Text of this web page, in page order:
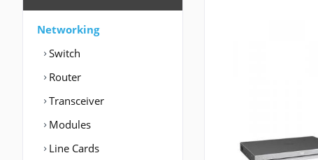
Networking
Switch
Router
Transceiver
Modules
Line Cards